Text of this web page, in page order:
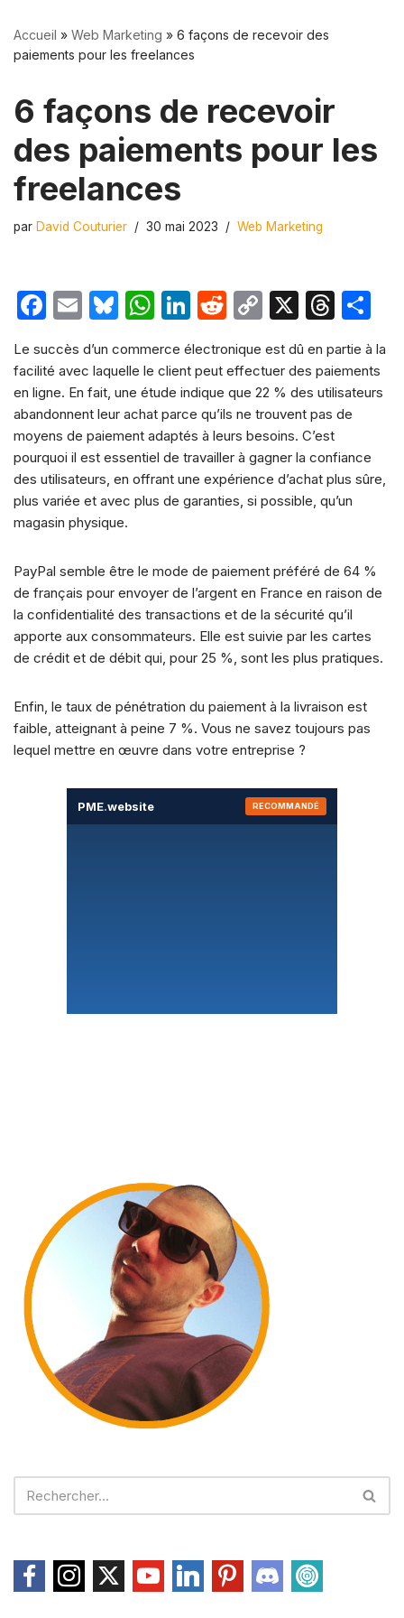
Accueil » Web Marketing » 6 façons de recevoir des
paiements pour les freelances
6 façons de recevoir
des paiements pour les
freelances
par David Couturier 30 mai 2023 Web Marketing
F
c
e
b
o
o
k
E
ail
Bl
e
s
k
y
W
at
s
A
p
p
Li
k
e
dI
n
R
d
di
t
C
p
y
Li
n
k
X
T
e
a
d
s
ta
g
Le succès d’un commerce électronique est dû en partie à la
facilité avec laquelle le client peut effectuer des paiements
en ligne. En fait, une étude indique que 22 % des utilisateurs
abandonnent leur achat parce qu’ils ne trouvent pas de
moyens de paiement adaptés à leurs besoins. C’est
pourquoi il est essentiel de travailler à gagner la confiance
des utilisateurs, en offrant une expérience d’achat plus sûre,
plus variée et avec plus de garanties, si possible, qu’un
magasin physique.
PayPal semble être le mode de paiement préféré de 64 %
de français pour envoyer de l’argent en France en raison de
la confidentialité des transactions et de la sécurité qu’il
apporte aux consommateurs. Elle est suivie par les cartes
de crédit et de débit qui, pour 25 %, sont les plus pratiques.
Enfin, le taux de pénétration du paiement à la livraison est
faible, atteignant à peine 7 %. Vous ne savez toujours pas
lequel mettre en œuvre dans votre entreprise ?
PME.website RECOMMANDÉ
Le choix de la banque est aussi important
surtout avec les nouveaux établissements
qui débarquent sur le marché. Pour cela, il
est bon de lire les retours des
consommateurs. (Lire :
PME
.website
Téléphonie pro
Appels illimités ·